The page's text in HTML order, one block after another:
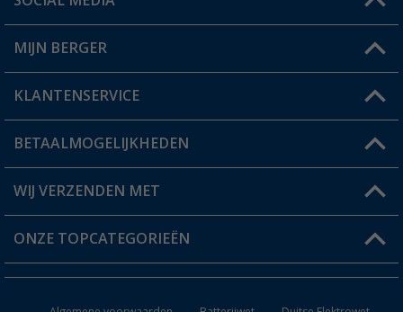
Een vraag?
Winkel vinden
MIJN BERGER
Mijn account
Status bestelling
Verlanglijstje
KLANTENSERVICE
FAQ & Contact
Verzendinformatie
Catalogus
BETAALMOGELIJKHEDEN
WIJ VERZENDEN MET
ONZE TOPCATEGORIEËN